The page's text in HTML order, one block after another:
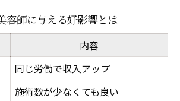
容師に与える好影響とは
内容
同じ労働で収入アップ
施術数が少なくても良い